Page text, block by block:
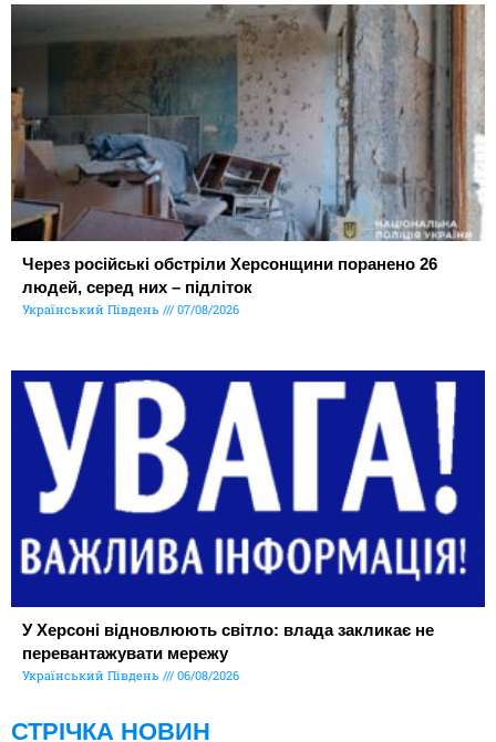
Через російські обстріли Херсонщини поранено 26
людей, серед них – підліток
Український Південь 07/08/2026
У Херсоні відновлюють світло: влада закликає не
перевантажувати мережу
Український Південь 06/08/2026
СТРІЧКА НОВИН